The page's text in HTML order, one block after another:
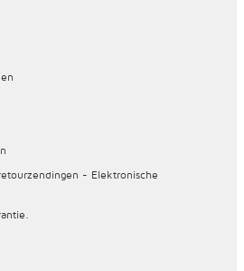
- Elektronische